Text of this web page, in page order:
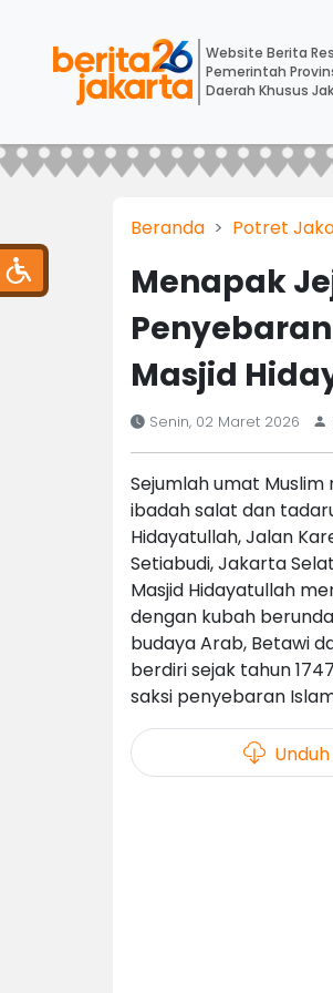
Website Berita
Pemerintah
Daerah Khusus
Beranda Potret
Menapak
Masjid
Senin, 02 Maret 2026
Sejumlah umat
ibadah salat dan
Hidayatullah, Jalan
Setiabudi, Jakarta
Masjid Hidayatullah
dengan kubah
budaya Arab, Betawi
berdiri sejak tahun
saksi penyebaran